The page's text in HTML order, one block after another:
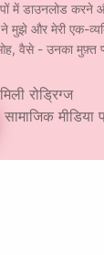
में डाउनलोड करने
ने मुझे और मेरी एक-
वैसे - उनका मुफ़्त
रोड्रिग्ज
मीडिया